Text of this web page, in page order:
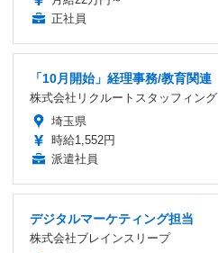
正社員
「10月開始」経理事務/教育関連
株式会社リクルートスタッフィング
埼玉県
時給1,552円
派遣社員
デジタルマーケティング担当
株式会社ブレインスリープ